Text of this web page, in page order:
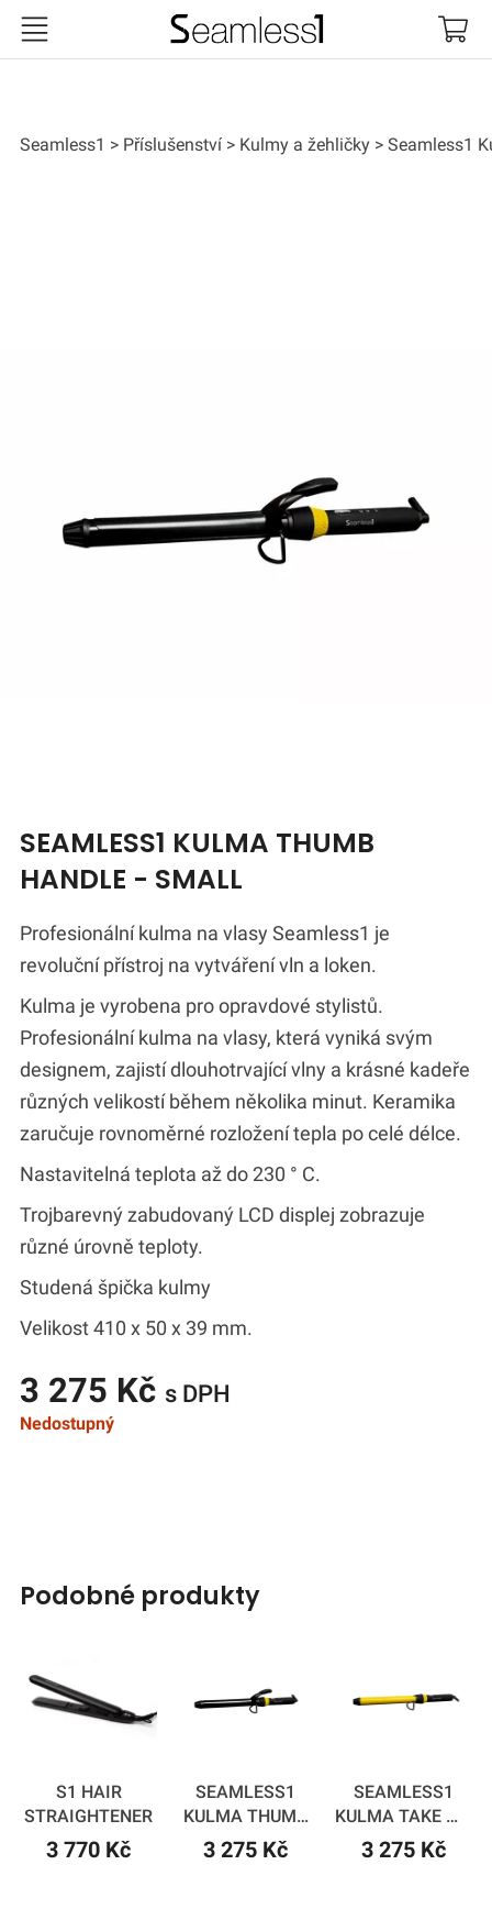
Seamless1 Příslušenství Kulmy a žehličky Seamless1
SEAMLESS1 KULMA THUMB
HANDLE - SMALL
Profesionální kulma na vlasy Seamless1 je
revoluční přístroj na vytváření vln a loken.
Kulma je vyrobena pro opravdové stylistů.
Profesionální kulma na vlasy, která vyniká svým
designem, zajistí dlouhotrvající vlny a krásné kadeře
různých velikostí během několika minut. Keramika
zaručuje rovnoměrné rozložení tepla po celé délce.
Nastavitelná teplota až do 230 ° C.
Trojbarevný zabudovaný LCD displej zobrazuje
různé úrovně teploty.
Studená špička kulmy
Velikost 410 x 50 x 39 mm.
3 275 Kč s DPH
Nedostupný
podobné produkty
S1 HAIR
STRAIGHTENER
3 770 Kč
SEAMLESS1
KULMA THUMB
HANDLE - LARGE
3 275 Kč
SEAMLESS1
KULMA TAKE ME
HOME - LARGE
3 275 Kč